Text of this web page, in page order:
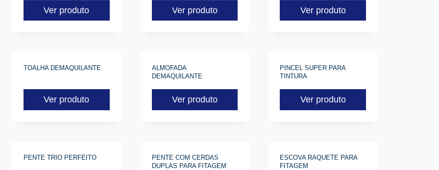
Ver produto Ver produto Ver produto
TOALHA DEMAQUILANTE
Ver produto
ALMOFADA
DEMAQUILANTE
Ver produto
PINCEL SUPER PARA
TINTURA
Ver produto
PENTE TRIO PERFEITO
PENTE COM CERDAS
DUPLAS PARA FITAGEM
ESCOVA RAQUETE PARA
FITAGEM